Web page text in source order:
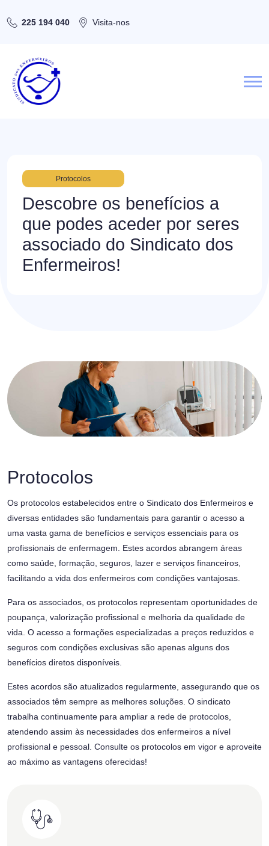
225 194 040 Visita-nos
Protocolos
Descobre os benefícios a
que podes aceder por seres
associado do Sindicato dos
Enfermeiros!
Protocolos
Os protocolos estabelecidos entre o Sindicato dos Enfermeiros e
diversas entidades são fundamentais para garantir o acesso a
uma vasta gama de benefícios e serviços essenciais para os
profissionais de enfermagem. Estes acordos abrangem áreas
como saúde, formação, seguros, lazer e serviços financeiros,
facilitando a vida dos enfermeiros com condições vantajosas.
Para os associados, os protocolos representam oportunidades de
poupança, valorização profissional e melhoria da qualidade de
vida. O acesso a formações especializadas a preços reduzidos e
seguros com condições exclusivas são apenas alguns dos
benefícios diretos disponíveis.
Estes acordos são atualizados regularmente, assegurando que os
associados têm sempre as melhores soluções. O sindicato
trabalha continuamente para ampliar a rede de protocolos,
atendendo assim às necessidades dos enfermeiros a nível
profissional e pessoal. Consulte os protocolos em vigor e aproveite
ao máximo as vantagens oferecidas!